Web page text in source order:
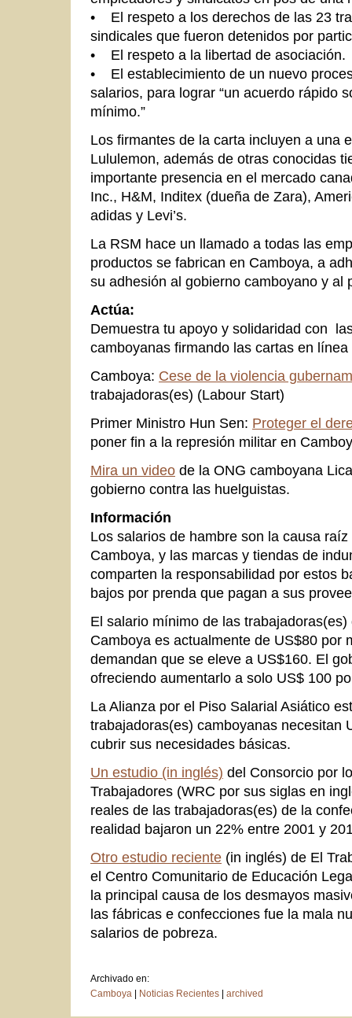
• El respeto a los derechos de las 23
sindicales que fueron detenidos por
• El respeto a la libertad de asociación.
• El establecimiento de un nuevo
salarios, para lograr “un acuerdo rápido
mínimo.”
Los firmantes de la carta incluyen a una
Lululemon, además de otras conocidas
importante presencia en el mercado
Inc., H&M, Inditex (dueña de Zara),
adidas y Levi’s.
La RSM hace un llamado a todas las
productos se fabrican en Camboya, a
su adhesión al gobierno camboyano y al
Actúa:
Demuestra tu apoyo y solidaridad con
camboyanas firmando las cartas en
Camboya: Cese de la violencia
trabajadoras(es) (Labour Start)
Primer Ministro Hun Sen: Proteger el
poner fin a la represión militar en
Mira un video de la ONG camboyana
gobierno contra las huelguistas.
Información
Los salarios de hambre son la causa
Camboya, y las marcas y tiendas de
comparten la responsabilidad por estos
bajos por prenda que pagan a sus
El salario mínimo de las
Camboya es actualmente de US$80 por
demandan que se eleve a US$160. El
ofreciendo aumentarlo a solo US$ 100
La Alianza por el Piso Salarial Asiático
trabajadoras(es) camboyanas necesitan
cubrir sus necesidades básicas.
Un estudio (in inglés) del Consorcio por
Trabajadores (WRC por sus siglas en
reales de las trabajadoras(es) de la
realidad bajaron un 22% entre 2001 y
Otro estudio reciente (in inglés) de El
el Centro Comunitario de Educación
la principal causa de los desmayos
las fábricas e confecciones fue la mala
salarios de pobreza.
Archivado en:
Camboya | Noticias Recientes | archived